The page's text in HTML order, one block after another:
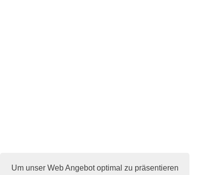
Um unser Web Angebot optimal zu präsentieren